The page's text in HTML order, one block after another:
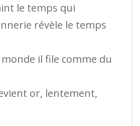
le temps qui
révèle le temps
il file comme du
or, lentement,